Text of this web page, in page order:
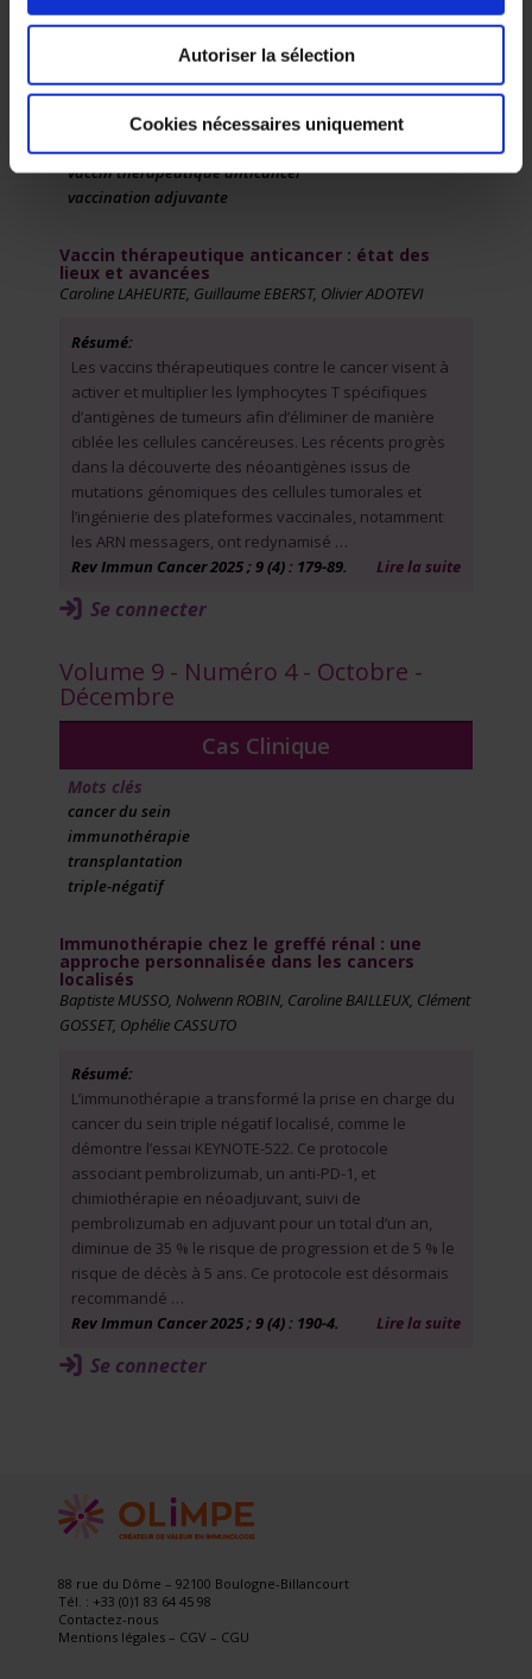
Autoriser la sélection
Cookies nécessaires uniquement
Dossier Thématique
ARNm
combinaison thérapeutique
néoantigènes
vaccin thérapeutique anticancer
vaccination adjuvante
Vaccin thérapeutique anticancer : état des
lieux et avancées
Caroline LAHEURTE, Guillaume EBERST, Olivier ADOTEVI
Résumé:
Les vaccins thérapeutiques contre le cancer visent à
activer et multiplier les lymphocytes T spécifiques
d’antigènes de tumeurs afin d’éliminer de manière
ciblée les cellules cancéreuses. Les récents progrès
dans la découverte des néoantigènes issus de
mutations génomiques des cellules tumorales et
l’ingénierie des plateformes vaccinales, notamment
les ARN messagers, ont redynamisé …
Rev Immun Cancer 2025 ; 9 (4) : 179-89.
Lire la suite
Se connecter
Volume 9 - Numéro 4 - Octobre -
Décembre
Cas Clinique
Mots clés
cancer du sein
immunothérapie
transplantation
triple-négatif
Immunothérapie chez le greffé rénal : une
approche personnalisée dans les cancers
localisés
Baptiste MUSSO, Nolwenn ROBIN, Caroline BAILLEUX, Clément
GOSSET, Ophélie CASSUTO
Résumé:
L’immunothérapie a transformé la prise en charge du
cancer du sein triple négatif localisé, comme le
démontre l’essai KEYNOTE-522. Ce protocole
associant pembrolizumab, un anti-PD-1, et
chimiothérapie en néoadjuvant, suivi de
pembrolizumab en adjuvant pour un total d’un an,
diminue de 35 % le risque de progression et de 5 % le
risque de décès à 5 ans. Ce protocole est désormais
recommandé …
Rev Immun Cancer 2025 ; 9 (4) : 190-4.
Lire la suite
Se connecter
88 rue du Dôme – 92100 Boulogne-Billancourt
Tél. : +33 (0)1 83 64 45 98
Contactez-nous
Mentions légales– CGV– CGU